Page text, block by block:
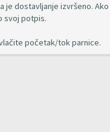
dostavljanje izvršeno.
svoj potpis.
početak/tok parnice.